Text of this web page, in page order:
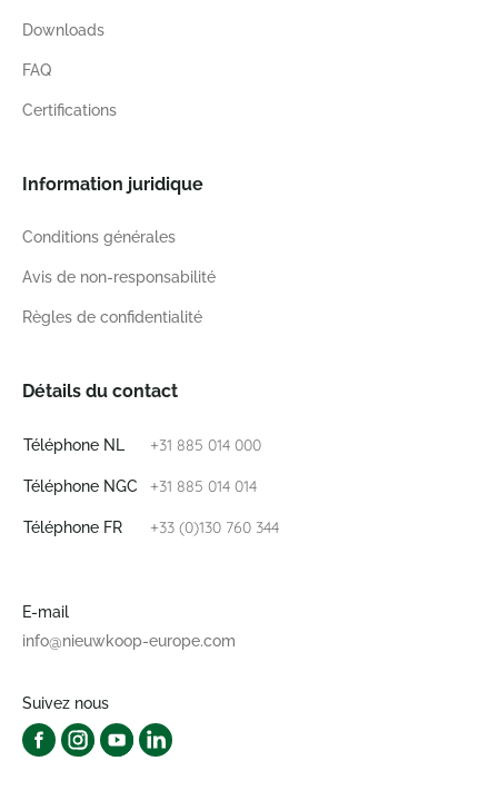
Downloads
FAQ
Certifications
Information juridique
Conditions générales
Avis de non-responsabilité
Règles de confidentialité
Détails du contact
Téléphone NL +31 885 014 000
Téléphone NGC +31 885 014 014
Téléphone FR +33 (0)130 760 344
E-mail
info@nieuwkoop-europe.com
Suivez nous